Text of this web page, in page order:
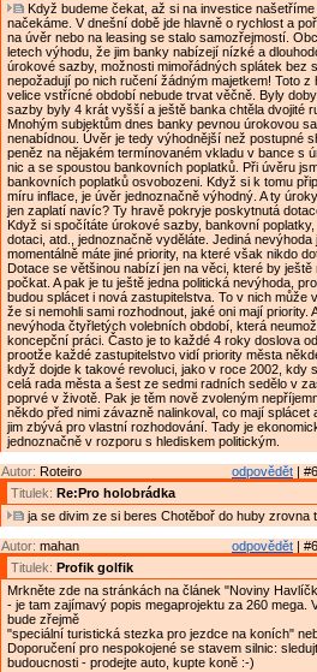
Když budeme čekat, až si na investice
načekáme. V dnešní době jde hlavně o rychlost a
na úvěr nebo na leasing se stalo samozřejmostí.
letech výhodu, že jim banky nabízejí nízké a
úrokové sazby, možnosti mimořádných splátek bez
nepožadují po nich ručení žádným majetkem! Toto z
velice vstřícné období nebude trvat věčně. Byly
sazby byly 4 krát vyšší a ještě banka chtěla dvojité
Mnohým subjektům dnes banky pevnou úrokovou
nenabídnou. Úvěr je tedy výhodnější než postupné
peněz na nějakém termínovaném vkladu v bance s
nic a se spoustou bankovních poplatků. Při úvěru
bankovních poplatků osvobozeni. Když si k tomu
míru inflace, je úvěr jednoznačně výhodný. A ty
jen zaplatí navíc? Ty hravě pokryje poskytnutá
Když si spočítáte úrokové sazby, bankovní poplatky,
dotaci, atd., jednoznačně vyděláte. Jediná nevýhoda
momentálně máte jiné priority, na které však nikdo
Dotace se většinou nabízí jen na věci, které by ještě
počkat. A pak je tu ještě jedna politická nevýhoda,
budou splácet i nová zastupitelstva. To v nich může
že si nemohli sami rozhodnout, jaké oni mají priority.
nevýhoda čtyřletých volebních období, která
koncepční práci. Často je to každé 4 roky doslova
prootže každé zastupitelstvo vidí priority města
když dojde k takové revoluci, jako v roce 2002, kdy
celá rada města a šest ze sedmi radních sedělo v
poprvé v životě. Pak je těm nově zvoleným
někdo před nimi závazně nalinkoval, co mají splácet
jim zbývá pro vlastní rozhodování. Tady je
jednoznačně v rozporu s hlediskem politickým.
odpovědět |
Autor: Roteiro
Titulek: Re:Pro holobrádka
ja se divim ze si beres Chotěboř do huby zrovna
odpovědět |
Autor: mahan
Titulek: Profik golfik
Mrkněte zde na stránkách na článek "Noviny
- je tam zajímavý popis megaprojektu za 260 mega.
bude zřejmě
"speciální turistická stezka pro jezdce na koních"
Doporučení pro nespokojené se stavem silnic:
budoucnosti - prodejte auto, kupte koně :-)